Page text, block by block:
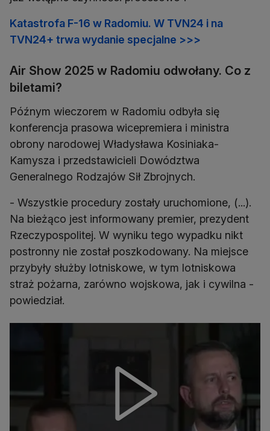
Katastrofa F-16 w Radomiu. W TVN24 i na
TVN24+ trwa wydanie specjalne >>>
Air Show 2025 w Radomiu odwołany. Co z
biletami?
Późnym wieczorem w Radomiu odbyła się
konferencja prasowa wicepremiera i ministra
obrony narodowej Władysława Kosiniaka-
Kamysza i przedstawicieli Dowództwa
Generalnego Rodzajów Sił Zbrojnych.
- Wszystkie procedury zostały uruchomione, (...).
Na bieżąco jest informowany premier, prezydent
Rzeczypospolitej. W wyniku tego wypadku nikt
postronny nie został poszkodowany. Na miejsce
przybyły służby lotniskowe, w tym lotniskowa
straż pożarna, zarówno wojskowa, jak i cywilna -
powiedział.